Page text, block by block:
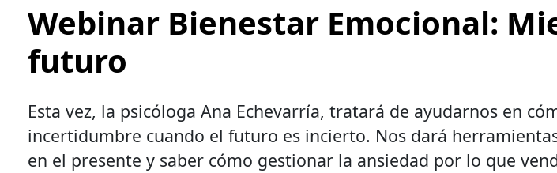
Webinar Bienestar Emocional:
futuro
Esta vez, la psicóloga Ana Echevarría, tratará de ayudarnos en
incertidumbre cuando el futuro es incierto. Nos dará
en el presente y saber cómo gestionar la ansiedad por lo que